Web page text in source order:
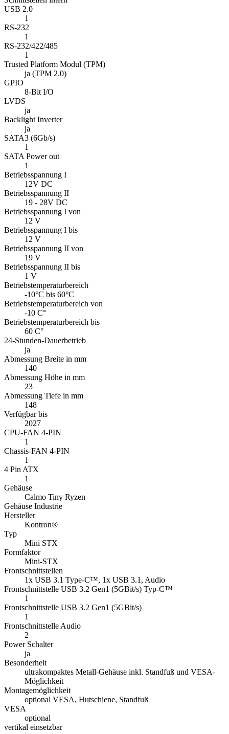
SATA3 (6Gb/s)
1
SATA Power out
1
Betriebsspannung I
12V DC
Betriebsspannung II
19 - 28V DC
Betriebsspannung I von
12 V
Betriebsspannung I bis
12 V
Betriebsspannung II von
19 V
Betriebsspannung II bis
1 V
Betriebstemperaturbereich
-10°C bis 60°C
Betriebstemperaturbereich von
-10 C°
Betriebstemperaturbereich bis
60 C°
24-Stunden-Dauerbetrieb
ja
Abmessung Breite in mm
140
Abmessung Höhe in mm
23
Abmessung Tiefe in mm
148
Verfügbar bis
2027
CPU-FAN 4-PIN
1
Chassis-FAN 4-PIN
1
4 Pin ATX
1
Gehäuse
Calmo Tiny Ryzen
Gehäuse Industrie
Hersteller
Kontron®
Mini STX
Formfaktor
Mini-STX
Frontschnittstellen
1x USB 3.1 Type-C™, 1x USB 3.1, Audio
Frontschnittstelle USB 3.2 Gen1 (5GBit/s) Typ-C™
1
Frontschnittstelle USB 3.2 Gen1 (5GBit/s)
1
Frontschnittstelle Audio
2
Power Schalter
ja
Besonderheit
ultrakompaktes Metall-Gehäuse inkl. Standfuß und VESA-
Möglichkeit
Montagemöglichkeit
optional VESA, Hutschiene, Standfuß
VESA
optional
vertikal einsetzbar
ja
horizontal einsetzbar
ja
19" Umbaufähig
optional
Sicherheit
Kensington Lock
IP-Staubschutzart (Zahl1)
2
IP-Wasserschutzart (Zahl 2)
0
Schutzart
IP 20
Farbe